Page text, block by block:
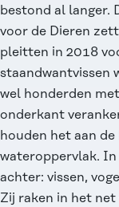
bestond al langer.
voor de Dieren
pleitten in 2018
staandwantvissen
wel honderden
onderkant
houden het aan
wateroppervlak.
achter: vissen,
Zij raken in het